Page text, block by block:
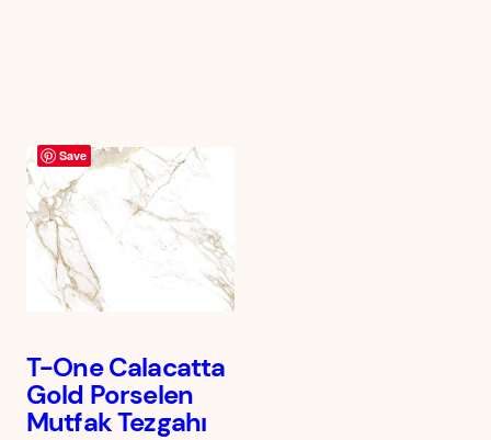
Save
T-One Calacatta
Gold Porselen
Mutfak Tezgahı